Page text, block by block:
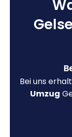
Bei uns
Umzug